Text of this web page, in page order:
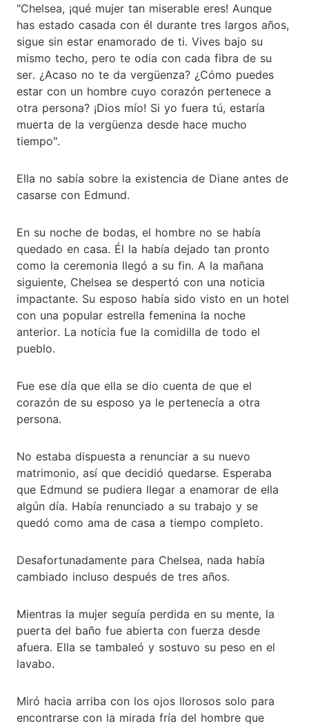
"Chelsea, ¡qué mujer tan miserable eres! Aunque
has estado casada con él durante tres largos años,
sigue sin estar enamorado de ti. Vives bajo su
mismo techo, pero te odia con cada fibra de su
ser. ¿Acaso no te da vergüenza? ¿Cómo puedes
estar con un hombre cuyo corazón pertenece a
otra persona? ¡Dios mío! Si yo fuera tú, estaría
muerta de la vergüenza desde hace mucho
tiempo".
Ella no sabía sobre la existencia de Diane antes de
casarse con Edmund.
En su noche de bodas, el hombre no se había
quedado en casa. Él la había dejado tan pronto
como la ceremonia llegó a su fin. A la mañana
siguiente, Chelsea se despertó con una noticia
impactante. Su esposo había sido visto en un hotel
con una popular estrella femenina la noche
anterior. La noticia fue la comidilla de todo el
pueblo.
Fue ese día que ella se dio cuenta de que el
corazón de su esposo ya le pertenecía a otra
persona.
No estaba dispuesta a renunciar a su nuevo
matrimonio, así que decidió quedarse. Esperaba
que Edmund se pudiera llegar a enamorar de ella
algún día. Había renunciado a su trabajo y se
quedó como ama de casa a tiempo completo.
Desafortunadamente para Chelsea, nada había
cambiado incluso después de tres años.
Mientras la mujer seguía perdida en su mente, la
puerta del baño fue abierta con fuerza desde
afuera. Ella se tambaleó y sostuvo su peso en el
lavabo.
Miró hacia arriba con los ojos llorosos solo para
encontrarse con la mirada fría del hombre que